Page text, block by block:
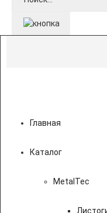
Главная
Каталог
MetalTec